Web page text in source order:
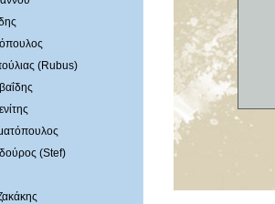
(Rubus)
(Stef)